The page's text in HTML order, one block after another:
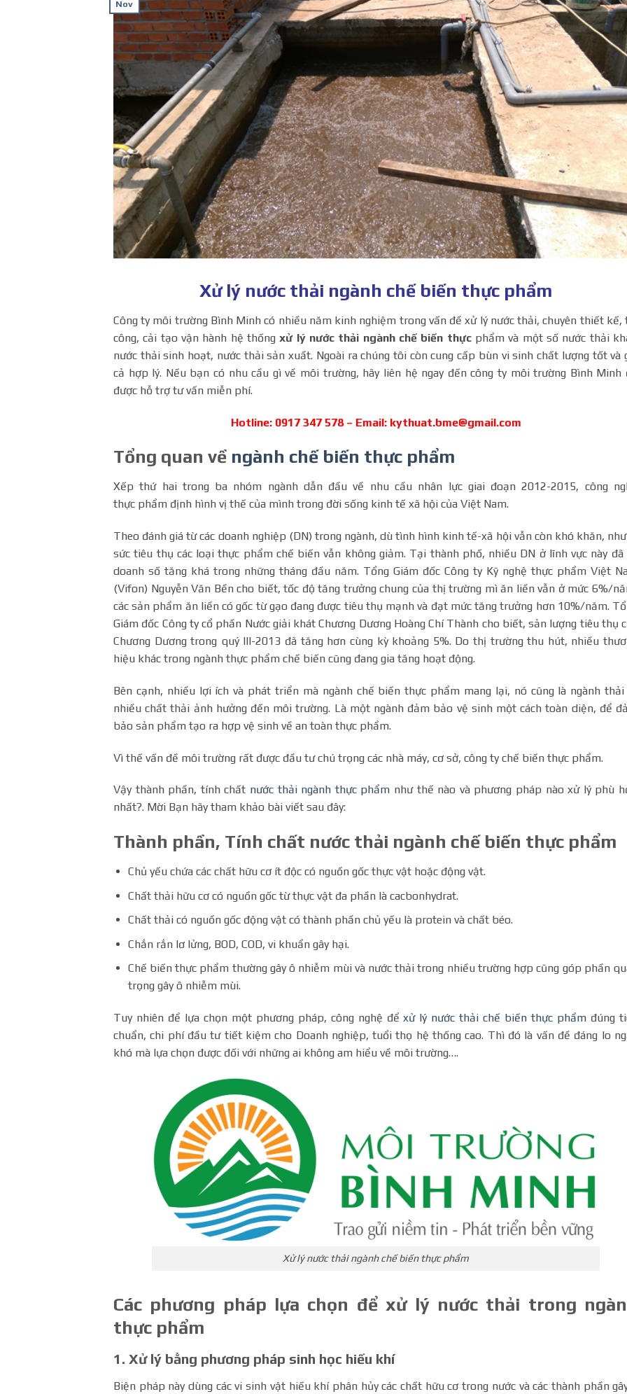
Nov
Xử lý nước thải ngành chế biến thực phẩm
Công ty môi trường Bình Minh có nhiều năm kinh nghiệm trong vấn đề xử lý nước thải, chuyên thiết kế,
công, cải tạo vận hành hệ thốngxử lý nước thải ngành chế biến thựcphẩm và một số nước thải
nước thải sinh hoạt, nước thải sản xuất. Ngoài ra chúng tôi còn cung cấp bùn vi sinh chất lượng tốt và
cả hợp lý. Nếu bạn có nhu cầu gì về môi trường, hãy liên hệ ngay đến công ty môi trường Bình Minh
được hỗ trợ tư vấn miễn phí.
Hotline: 0917 347 578 – Email: kythuat.bme@gmail.com
Tổng quan về ngành chế biến thực phẩm
Xếp thứ hai trong ba nhóm ngành dẫn đầu về nhu cầu nhân lực giai đoạn 2012-2015, công
thực phẩm định hình vị thế của mình trong đời sống kinh tế xã hội của Việt Nam.
Theo đánh giá từ các doanh nghiệp (DN) trong ngành, dù tình hình kinh tế-xã hội vẫn còn khó khăn,
sức tiêu thụ các loại thực phẩm chế biến vẫn không giảm. Tại thành phố, nhiều DN ở lĩnh vực này đã
doanh số tăng khá trong những tháng đầu năm. Tổng Giám đốc Công ty Kỹ nghệ thực phẩm Việt
(Vifon) Nguyễn Văn Bền cho biết, tốc độ tăng trưởng chung của thị trường mì ăn liền vẫn ở mức 6%/
các sản phẩm ăn liền có gốc từ gạo đang được tiêu thụ mạnh và đạt mức tăng trưởng hơn 10%/năm.
Giám đốc Công ty cổ phần Nước giải khát Chương Dương Hoàng Chí Thành cho biết, sản lượng tiêu thụ
Chương Dương trong quý III-2013 đã tăng hơn cùng kỳ khoảng 5%. Do thị trường thu hút, nhiều
hiệu khác trong ngành thực phẩm chế biến cũng đang gia tăng hoạt động.
Bên cạnh, nhiều lợi ích và phát triển mà ngành chế biến thực phẩm mang lại, nó cũng là ngành thải
nhiều chất thải ảnh hưởng đến môi trường. Là một ngành đảm bảo vệ sinh một cách toàn diện, để
bảo sản phẩm tạo ra hợp vệ sinh về an toàn thực phẩm.
Vì thế vấn đề môi trường rất được đầu tư chú trọng các nhà máy, cơ sở, công ty chế biến thực phẩm.
Vậy thành phần, tính chất nước thải ngành thực phẩm như thế nào và phương pháp nào xử lý phù
nhất?. Mời Bạn hãy tham khảo bài viết sau đây:
Thành phần, Tính chất nước thải ngành chế biến thực phẩm
Chủ yếu chứa các chất hữu cơ ít độc có nguồn gốc thực vật hoặc động vật.
Chất thải hữu cơ có nguồn gốc từ thực vật đa phần là cacbonhydrat.
Chất thải có nguồn gốc động vật có thành phần chủ yếu là protein và chất béo.
Chắn rắn lơ lửng, BOD, COD, vi khuẩn gây hại.
Chế biến thực phẩm thường gây ô nhiễm mùi và nước thải trong nhiều trường hợp cũng góp phần
trọng gây ô nhiễm mùi.
Tuy nhiên để lựa chọn một phương pháp, công nghệ đểxử lý nước thải chế biến thực phẩm đúng
chuẩn, chi phí đầu tư tiết kiệm cho Doanh nghiệp, tuổi thọ hệ thống cao. Thì đó là vấn đề đáng lo
khó mà lựa chọn được đối với những ai không am hiểu về môi trường….
Xử lý nước thải ngành chế biến thực phẩm
Các phương pháp lựa chọn để xử lý nước thải trong
thực phẩm
1 . Xử lý bằng phương pháp sinh học hiếu khí
Biện pháp này dùng các vi sinh vật hiếu khí phân hủy các chất hữu cơ trong nước và các thành phần